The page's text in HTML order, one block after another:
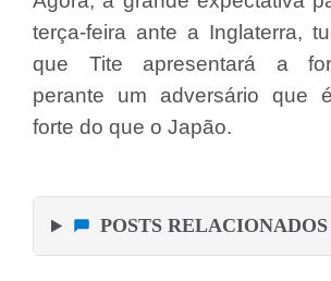
terça-feira ante a Inglaterra,
que Tite apresentará a
perante um adversário que
forte do que o Japão.
POSTS RELACIONADOS